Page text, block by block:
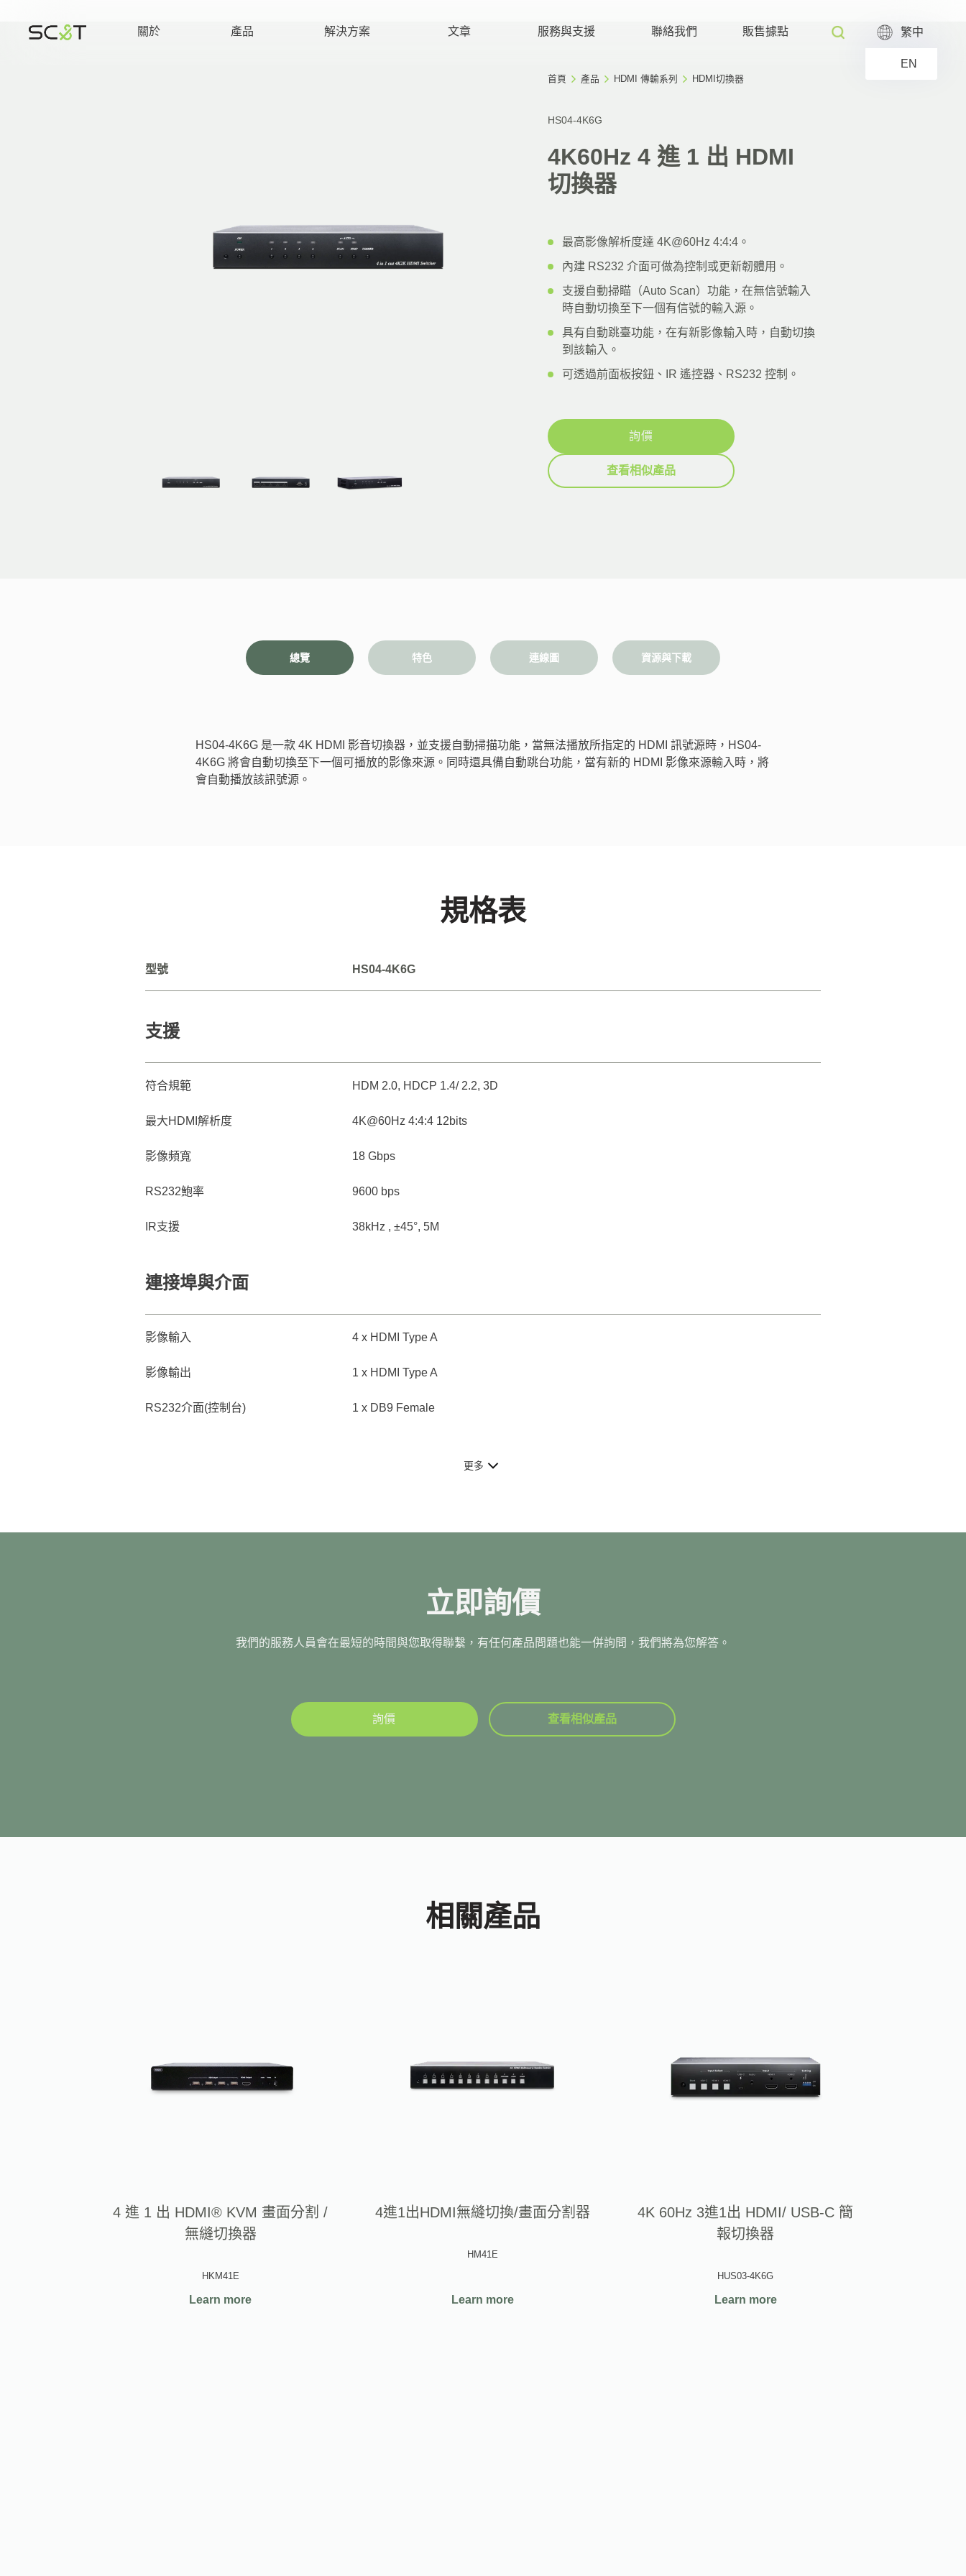
關於 產品 解決方案 文章 服務與支援 聯絡我們 販售據點 繁中
EN
首頁 產品 HDMI 傳輸系列 HDMI切換器
HS04-4K6G
4K60Hz 4 進 1 出 HDMI
切換器
最高影像解析度達 4K@60Hz 4:4:4。
內建 RS232 介面可做為控制或更新韌體用。
支援自動掃瞄（Auto Scan）功能，在無信號輸入
時自動切換至下一個有信號的輸入源。
具有自動跳臺功能，在有新影像輸入時，自動切換
到該輸入。
可透過前面板按鈕、IR 遙控器、RS232 控制。
詢價
查看相似產品
總覽 特色 連線圖 資源與下載
HS04-4K6G 是一款 4K HDMI 影音切換器，並支援自動掃描功能，當無法播放所指定的 HDMI 訊號源時，HS04-
4K6G 將會自動切換至下一個可播放的影像來源。同時還具備自動跳台功能，當有新的 HDMI 影像來源輸入時，將
會自動播放該訊號源。
規格表
型號 HS04-4K6G
支援
符合規範 HDM 2.0, HDCP 1.4/ 2.2, 3D
最大HDMI解析度 4K@60Hz 4:4:4 12bits
影像頻寬 18 Gbps
RS232鮑率 9600 bps
IR支援 38kHz , ±45°, 5M
連接埠與介面
影像輸入 4 x HDMI Type A
影像輸出 1 x HDMI Type A
RS232介面(控制台) 1 x DB9 Female
更多
立即詢價
我們的服務人員會在最短的時間與您取得聯繫，有任何產品問題也能一併詢問，我們將為您解答。
詢價 查看相似產品
相關產品
4 進 1 出 HDMI® KVM 畫面分割 /
無縫切換器
HKM41E
Learn more
4進1出HDMI無縫切換/畫面分割器
HM41E
Learn more
4K 60Hz 3進1出 HDMI/ USB-C 簡
報切換器
HUS03-4K6G
Learn more